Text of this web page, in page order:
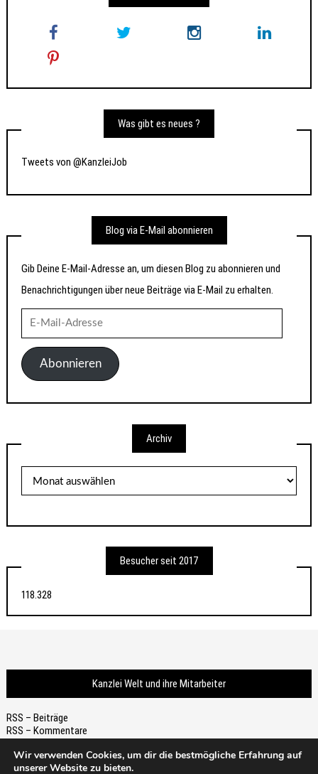
Was gibt es neues ?
Tweets von @KanzleiJob
Blog via E-Mail abonnieren
Gib Deine E-Mail-Adresse an, um diesen Blog zu abonnieren und
Benachrichtigungen über neue Beiträge via E-Mail zu erhalten.
Mail-
AdresseAbonnieren
Archiv
Besucher seit 2017
118.328
Kanzlei Welt und ihre Mitarbeiter
RSS – Beiträge
RSS – Kommentare
Wir verwenden Cookies, um dir die bestmögliche Erfahrung auf
unserer Website zu bieten.